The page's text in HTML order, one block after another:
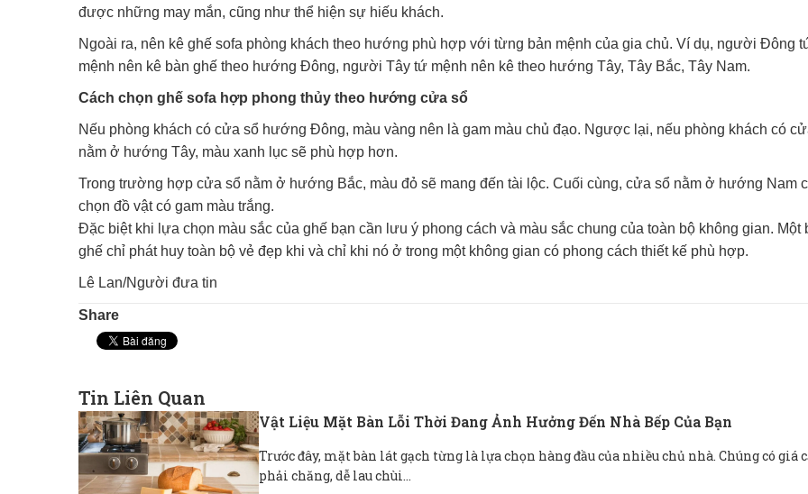
được những may mắn, cũng như thể hiện sự hiếu khách.
Ngoài ra, nên kê ghế sofa phòng khách theo hướng phù hợp với từng bản mệnh của gia chủ. Ví dụ, người Đông
mệnh nên kê bàn ghế theo hướng Đông, người Tây tứ mệnh nên kê theo hướng Tây, Tây Bắc, Tây Nam.
Cách chọn ghế sofa hợp phong thủy theo hướng cửa sổ
Nếu phòng khách có cửa sổ hướng Đông, màu vàng nên là gam màu chủ đạo. Ngược lại, nếu phòng khách có
nằm ở hướng Tây, màu xanh lục sẽ phù hợp hơn.
Trong trường hợp cửa sổ nằm ở hướng Bắc, màu đỏ sẽ mang đến tài lộc. Cuối cùng, cửa sổ nằm ở hướng Nam
chọn đồ vật có gam màu trắng.
Đặc biệt khi lựa chọn màu sắc của ghế bạn cần lưu ý phong cách và màu sắc chung của toàn bộ không gian. Một
ghế chỉ phát huy toàn bộ vẻ đẹp khi và chỉ khi nó ở trong một không gian có phong cách thiết kế phù hợp.
Lê Lan/Người đưa tin
Share
Tin Liên Quan
Vật Liệu Mặt Bàn Lỗi Thời Đang Ảnh Hưởng Đến Nhà Bếp Của Bạn
Trước đây, mặt bàn lát gạch từng là lựa chọn hàng đầu của nhiều chủ nhà. Chúng có giá
phải chăng, dễ lau chùi...